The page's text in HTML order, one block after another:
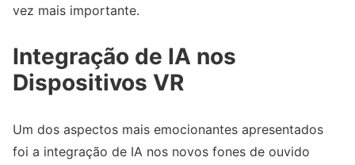
vez mais importante.
Integração de IA nos
Dispositivos VR
Um dos aspectos mais emocionantes apresentados
foi a integração de IA nos novos fones de ouvido